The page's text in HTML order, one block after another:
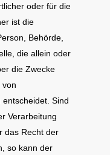
oder für die
ist die
Behörde,
die allein oder
die Zwecke
von
Sind
Verarbeitung
das Recht der
so kann der